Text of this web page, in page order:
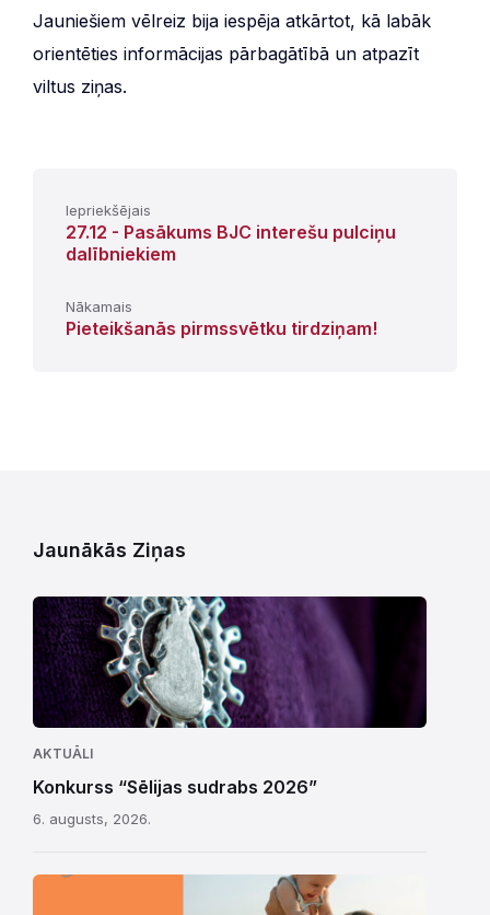
Jauniešiem vēlreiz bija iespēja atkārtot, kā labāk
orientēties informācijas pārbagātībā un atpazīt
viltus ziņas.
Iepriekšējais
27.12 - Pasākums BJC interešu pulciņu
dalībniekiem
Nākamais
Pieteikšanās pirmssvētku tirdziņam!
Jaunākās Ziņas
AKTUĀLI
Konkurss “Sēlijas sudrabs 2026”
6. augusts, 2026.